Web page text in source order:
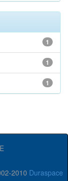
1
1
1
2010 Duraspace